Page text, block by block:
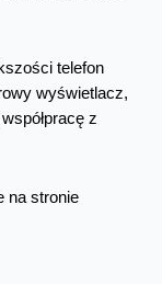
telefon
wyświetlacz,
z
na stronie